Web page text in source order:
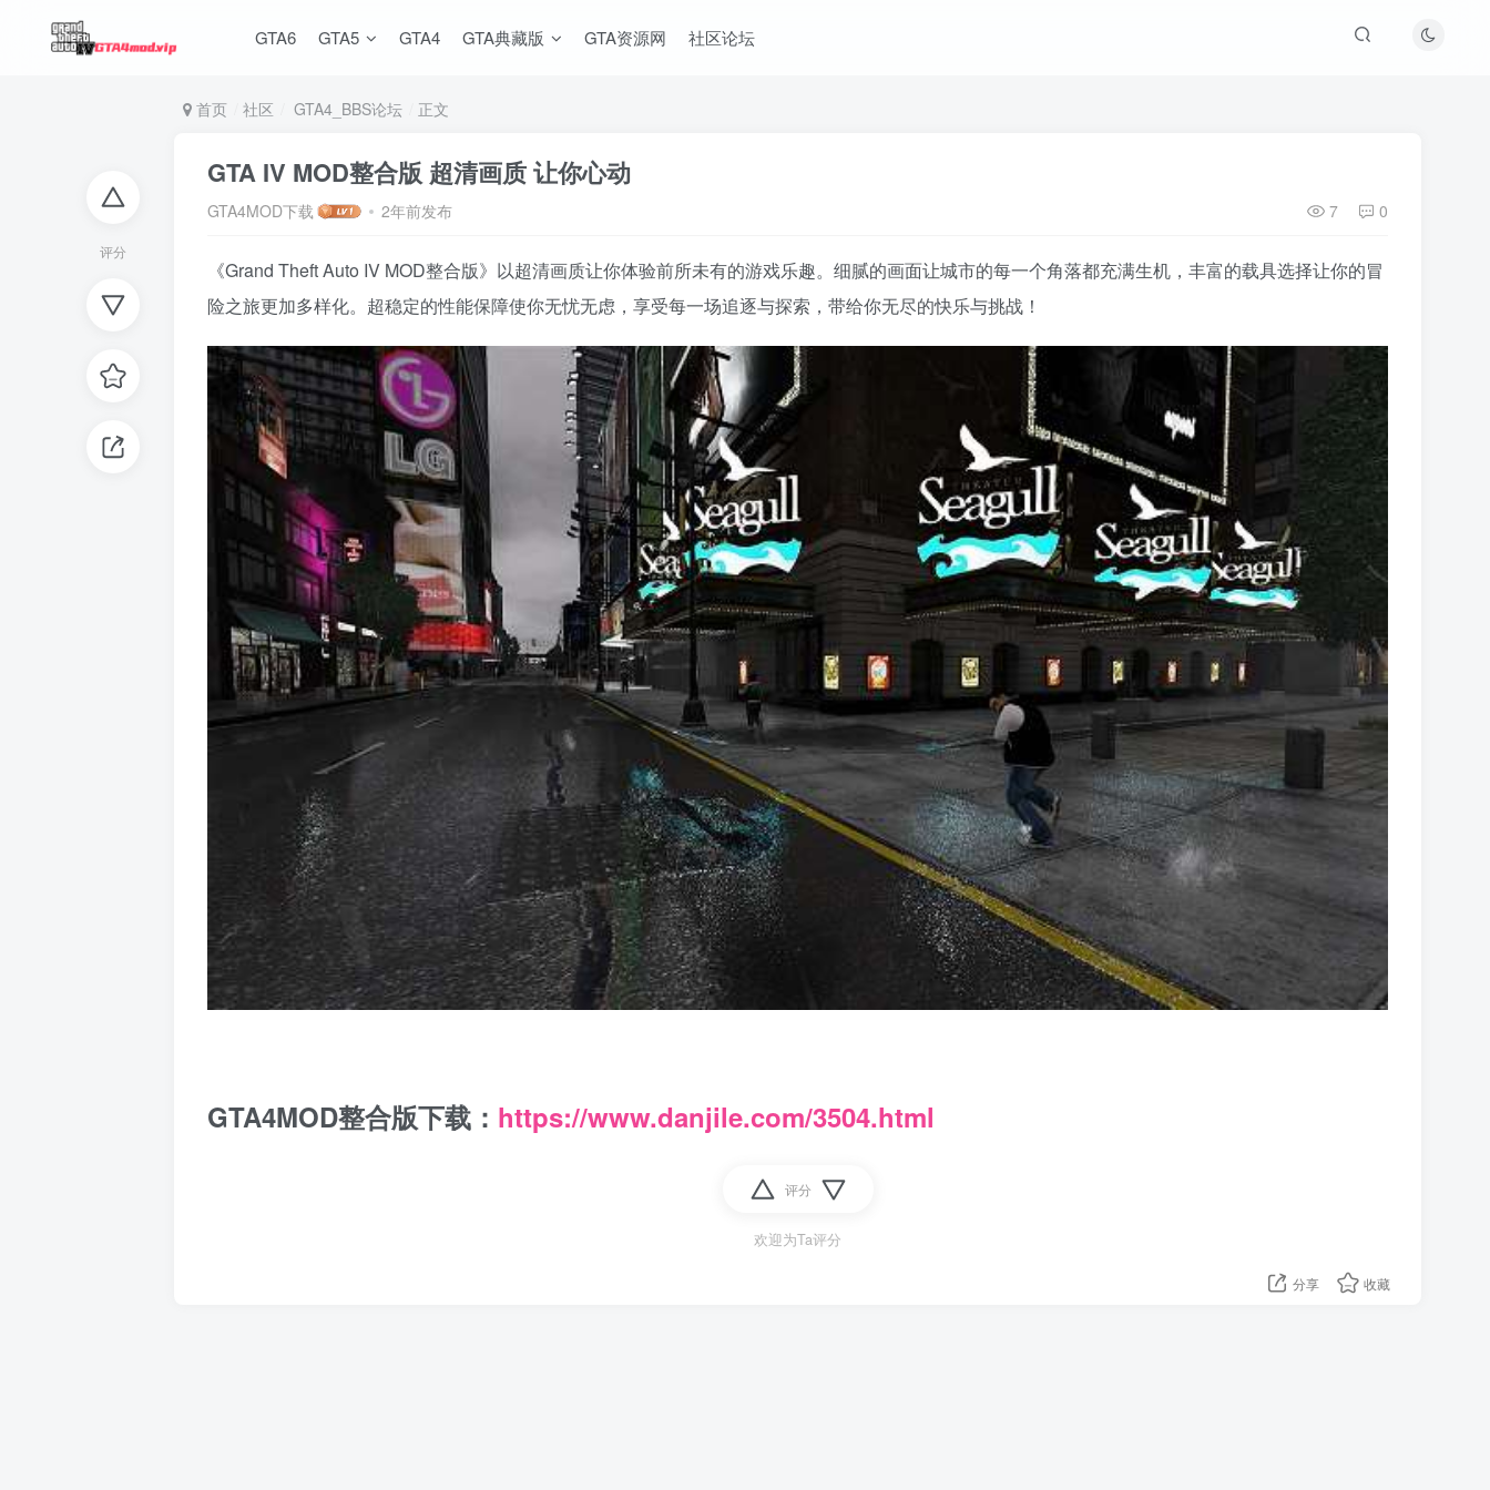
GTA6 GTA5 GTA4 GTA典藏版 GTA资源网 社区论坛
评分
首页 社区 GTA4_BBS论坛 正文
GTA IV MOD整合版 超清画质 让你心动
GTA4MOD下载 2年前发布 7 0
《Grand Theft Auto IV MOD整合版》以超清画质让你体验前所未有的游戏乐趣。细腻的画面让城市的每一个角落都充满生机，丰富的载具选择让你的冒
险之旅更加多样化。超稳定的性能保障使你无忧无虑，享受每一场追逐与探索，带给你无尽的快乐与挑战！
GTA4MOD整合版下载： https://www.danjile.com/3504.html
评分
欢迎为Ta评分
分享 收藏